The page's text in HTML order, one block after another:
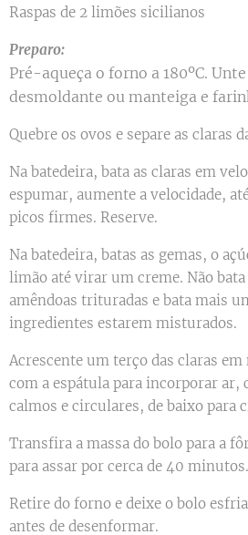
Raspas de 2 limões sicilianos
Preparo:
Pré-aqueça o forno a 180ºC.
desmoldante ou manteiga e
Quebre os ovos e separe as claras
Na batedeira, bata as claras em
espumar, aumente a velocidade,
picos firmes. Reserve.
Na batedeira, batas as gemas, o
limão até virar um creme. Não
amêndoas trituradas e bata mais
ingredientes estarem misturados.
Acrescente um terço das claras
com a espátula para incorporar ar,
calmos e circulares, de baixo para
Transfira a massa do bolo para a
para assar por cerca de 40 minutos.
Retire do forno e deixe o bolo
antes de desenformar.